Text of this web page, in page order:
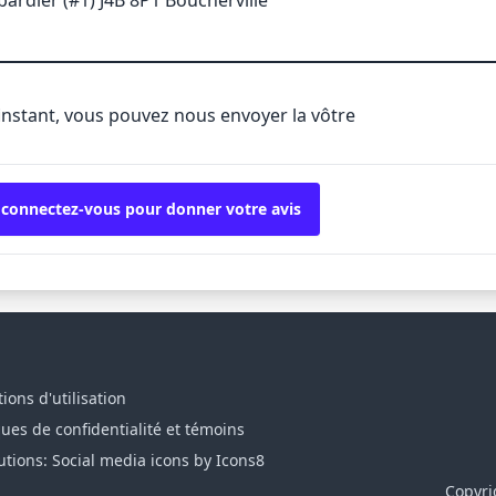
vous pouvez nous envoyer la vôtre
vous pour donner votre avis
d'utilisation
de confidentialité et témoins
Social media icons by Icons8